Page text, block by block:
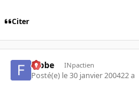
Citer
fabbe INpactien
Posté(e) le 30 janvier 200422 a